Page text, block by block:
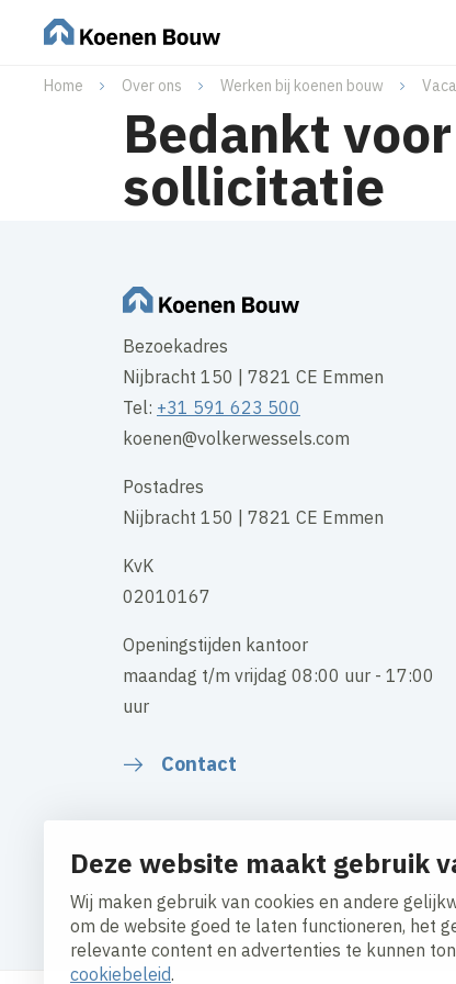
Deze website maakt gebruik
Wij maken gebruik van cookies en andere
om de website goed te laten functioneren, het
relevante content en advertenties te kunnen
cookiebeleid.
Home Over ons Werken bij koenen bouw
Bedankt
sollicitatie
Bezoekadres
Nijbracht 150 | 7821 CE Emmen
Tel: +31 591 623 500
koenen@volkerwessels.com
Postadres
Nijbracht 150 | 7821 CE Emmen
KvK
02010167
Openingstijden kantoor
maandag t/m vrijdag 08:00 uur - 17:00
uur
Contact
Cookies aanpassenCookiebeleidPrivacy
Algemene inkoopvoorwaarden